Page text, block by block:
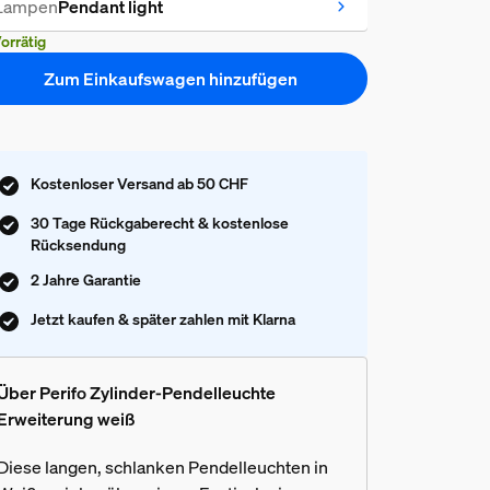
Pendant light
Zum Einkaufswagen hinzufügen
Kostenloser Versand ab 50 CHF
30 Tage Rückgaberecht & kostenlose
Rücksendung
2 Jahre Garantie
Jetzt kaufen & später zahlen mit Klarna
Perifo Zylinder-Pendelleuchte
weiß
langen, schlanken Pendelleuchten in